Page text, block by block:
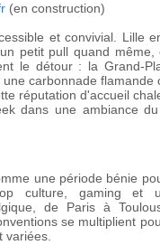
(en construction)
et convivial. Lille
petit pull quand même,
le détour : la Grand-
carbonnade flamande
réputation d'accueil
dans une ambiance
une période bénie
culture, gaming et
de Paris à
se multiplient
variées.